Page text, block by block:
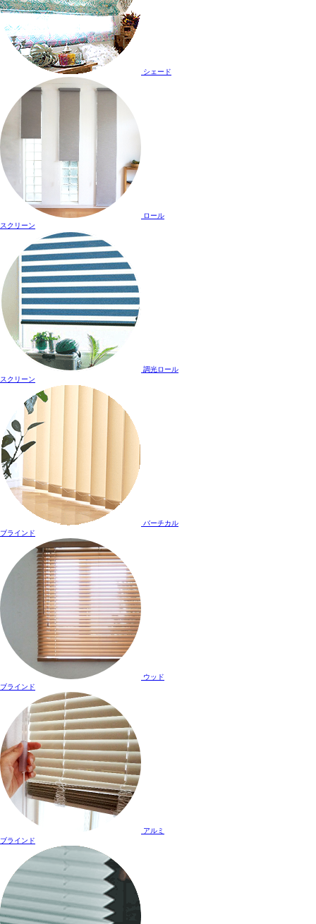
シェード
ロール
スクリーン
調光ロール
スクリーン
バーチカル
ブラインド
ウッド
ブラインド
アルミ
ブラインド